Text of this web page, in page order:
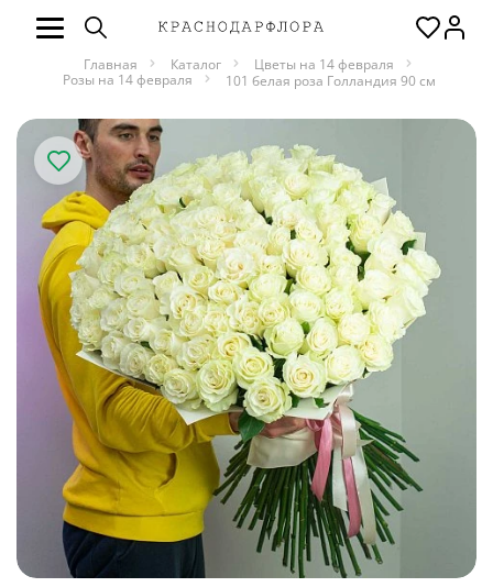
Главная Каталог
Цветы на 14 февраля
Розы на 14 февраля
101 белая роза Голландия 90 см